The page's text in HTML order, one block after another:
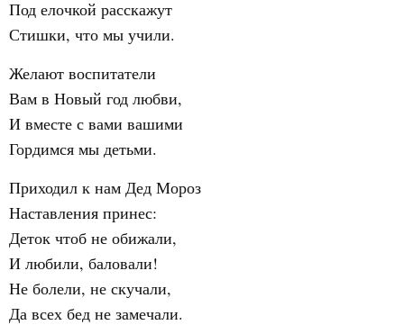
Под елочкой расскажут
Стишки, что мы учили.
Желают воспитатели
Вам в Новый год любви,
И вместе с вами вашими
Гордимся мы детьми.
Приходил к нам Дед Мороз
Наставления принес:
Деток чтоб не обижали,
И любили, баловали!
Не болели, не скучали,
Да всех бед не замечали.